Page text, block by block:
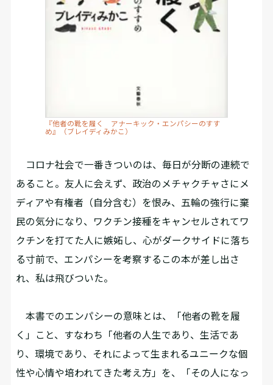
『他者の靴を履く アナーキック・エンパシーのすす
め』（ブレイディみかこ）
コロナ社会で一番きついのは、毎日が分断の連続で
あること。友人に会えず、政治のメチャクチャさにメ
ディアや有権者（自分含む）を恨み、五輪の強行に棄
民の気分になり、ワクチン接種をキャンセルされてワ
クチンを打てた人に嫉妬し、心がダークサイドに落ち
る寸前で、エンパシーを考察するこの本が差し出さ
れ、私は飛びついた。
本書でのエンパシーの意味とは、「他者の靴を履
く」こと、すなわち「他者の人生であり、生活であ
り、環境であり、それによって生まれるユニークな個
性や心情や培われてきた考え方」を、「その人になっ